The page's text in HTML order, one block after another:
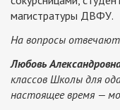
магистратуры ДВФУ.
На вопросы
Любовь
классов Школы для
настоящее время —